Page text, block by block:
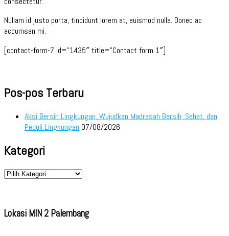
Nullam id justo porta, tincidunt lorem at, euismod nulla. Donec ac
accumsan mi.
[contact-form-7 id=”1435″ title=”Contact form 1″]
Pos-pos Terbaru
Aksi Bersih Lingkungan, Wujudkan Madrasah Bersih, Sehat, dan
Peduli Lingkungan 07/08/2026
Kategori
Kategori
Lokasi MIN 2 Palembang